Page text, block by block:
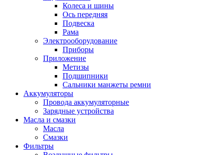
Колеса и шины
Ось передняя
Подвеска
Рама
Электрооборудование
Приборы
Приложение
Метизы
Подшипники
Сальники манжеты ремни
Аккумуляторы
Провода аккумуляторные
Зарядные устройства
Масла и смазки
Масла
Смазки
Фильтры